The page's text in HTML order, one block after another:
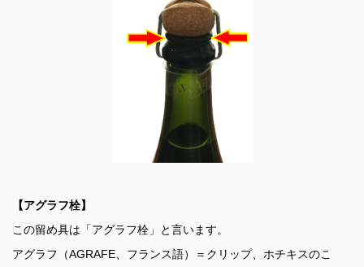
【アグラフ栓】
この留め具は「アグラフ栓」と言います。
アグラフ（AGRAFE、フランス語）＝クリップ、ホチキスのこ